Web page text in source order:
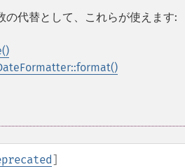
の代替として、これらが使えます:
]